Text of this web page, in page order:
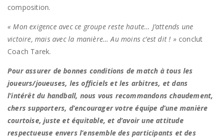
composition.
« Mon exigence avec ce groupe reste haute… J’attends une
victoire, mais avec la manière… Au moins c’est dit ! » conclut
Coach Tarek.
Pour assurer de bonnes conditions de match à tous les
joueurs/joueuses, les officiels et les arbitres, et dans
l’intérêt du handball, nous vous recommandons chaudement,
chers supporters, d’encourager votre équipe d’une manière
courtoise, juste et équitable, et d’avoir une attitude
respectueuse envers l’ensemble des participants et des